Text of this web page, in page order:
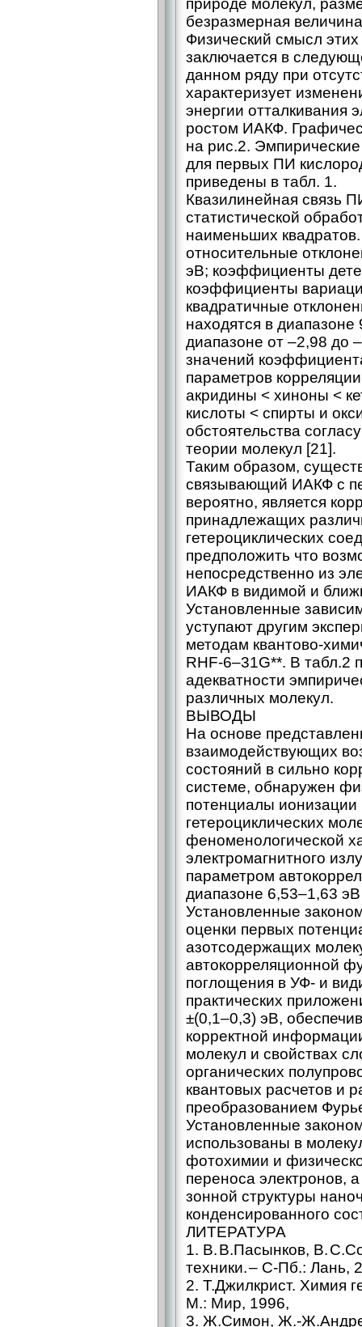
природе молекул,
безразмерная
Физический смысл
заключается в
данном ряду при
характеризует
энергии отталкивания
ростом ИАКФ.
на рис.2.
для первых ПИ
приведены в табл. 1.
Квазилинейная связь
статистической
наименьших
относительные
эВ; коэффициенты
коэффициенты
квадратичные
находятся в
диапазоне от –2,98 до
значений
параметров
акридины < хиноны <
кислоты < спирты и
обстоятельства
теории молекул [21].
Таким образом,
связывающий ИАКФ с
вероятно, является
принадлежащих
гетероциклических
предположить что
непосредственно из
ИАКФ в видимой и
Установленные
уступают другим
методам квантово-
RHF‑6–31G**. В табл.2
адекватности
различных молекул.
ВЫВОДЫ
На основе
взаимодействующих
состояний в сильно
системе, обнаружен
потенциалы
гетероциклических
феноменологической
электромагнитного
параметром
диапазоне 6,53–1,63
Установленные
оценки первых
азотсодержащих
автокорреляционной
поглощения в УФ- и
практических
±(0,1–0,3) эВ,
корректной
молекул и свойствах
органических
квантовых расчетов и
преобразованием
Установленные
использованы в
фотохимии и
переноса электронов,
зонной структуры
конденсированного
ЛИТЕРАТУРА
1. В. В.Пасынков, В.
техники. – С-Пб.: Лань,
2. Т.Джилкрист. Химия
М.: Мир, 1996,
3. Ж.Симон, Ж.-